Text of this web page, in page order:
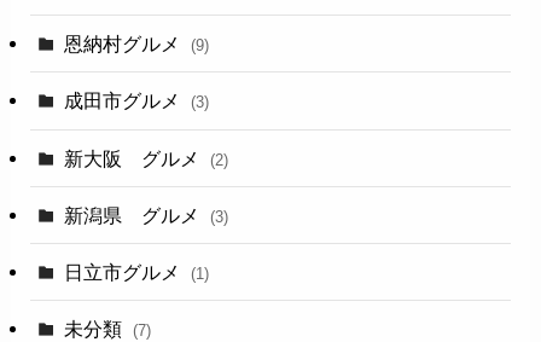
恩納村グルメ (9)
成田市グルメ (3)
新大阪 グルメ (2)
新潟県 グルメ (3)
日立市グルメ (1)
未分類 (7)